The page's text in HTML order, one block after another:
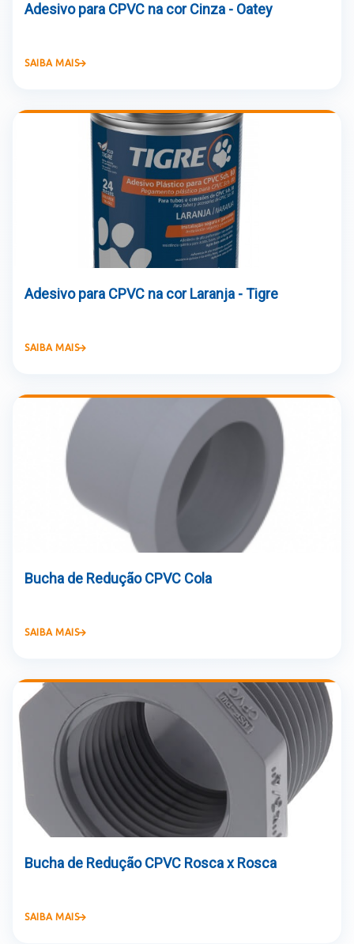
Adesivo para CPVC na cor Cinza - Oatey
SAIBA MAIS
Adesivo para CPVC na cor Laranja - Tigre
SAIBA MAIS
Bucha de Redução CPVC Cola
SAIBA MAIS
Bucha de Redução CPVC Rosca x Rosca
SAIBA MAIS